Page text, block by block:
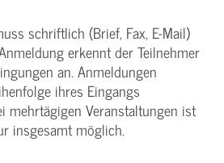
schriftlich (Brief, Fax, E-Mail)
erkennt der Teilnehmer
an. Anmeldungen
ihres Eingangs
mehrtägigen Veranstaltungen ist
insgesamt möglich.